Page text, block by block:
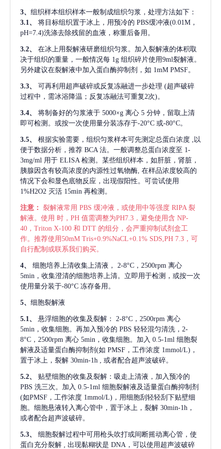
3、 组织样本组织样本一般制成组织匀浆，处理方法如下：
3.1、
将目标组织置于冰上，用预冷的 PBS缓冲液(0.01M，
pH=7.4)洗涤去除残留的血液，称重后备用。
3.2、
在冰上用裂解液研磨组织匀浆。加入裂解液的体积取
决于组织的重量，一般情况每 1g 组织碎片使用9ml裂解液。
另外建议在裂解液中加入蛋白酶抑制剂，如 1mM PMSF。
3.3、 可再利用超声破碎或反复冻融进一步处理 (超声破碎
过程中，需冰浴降温；反复冻融法可重复2次)。
3.4、 将制备好的匀浆液于 5000×g 离心 5 分钟，留取上清
即可检测。或按一次使用量分装冻存于-20°C 或-80°C。
3.5、 根据实验需要，组织匀浆样本可先测定总蛋白浓度
,以
便于数据分析，推荐 BCA 法。一般调整总蛋白浓度至 1-
3mg/ml 用于 ELISA 检测。某些组织样本，如肝脏，肾脏，
胰腺因含有较高浓度的内源性过氧物酶, 在样品浓度较高的
情况下会和显色底物反应，出现假阳性。可尝试使用
1%H2O2 灭活 15min 再检测。
注意： 裂解液常用 PBS 缓冲液，或使用中等强度 RIPA 裂
解液。使用 时，PH 值需调整为PH7.3，避免使用含 NP-
40，Triton X-100 和 DTT 的组分，会严重抑制试剂盒工
作。推荐使用50mM Tris+0.9%NaCL+0.1% SDS,PH 7.3，可
自行配制或联系我们购买。
4、 细胞培养上清收集上清液，
2-8°C，2500rpm 离心
5min，收集澄清的细胞培养上清。立即用于检测，或按一次
使用量分装于-80°C 冻存备用。
5、 细胞裂解液
5.1、 悬浮细胞的收集及裂解：
2-8°C，2500rpm 离心
5min，收集细胞。再加入预冷的 PBS 轻轻混匀清洗，2-
8°C，2500rpm 离心 5min，收集细胞。加入 0.5-1ml 细胞裂
解液及适量蛋白酶抑制剂(如 PMSF，工作浓度 1mmol/L)，
置于冰上，裂解 30min-1h , 或者配合超声波破碎。
5.2、
贴壁细胞的收集及裂解：吸走上清液，加入预冷的
PBS 洗三次。加入 0.5-1ml 细胞裂解液及适量蛋白酶抑制剂
(如PMSF，工作浓度 1mmol/L)，用细胞刮轻轻刮下贴壁细
胞。细胞悬液转入离心管中，置于冰上，裂解 30min-1h，
或者配合超声波破碎。
5.3、
细胞裂解过程中可用枪头吹打或间断摇动离心管，使
蛋白充分裂解
, 出现黏糊状是 DNA，可以使用超声波破碎